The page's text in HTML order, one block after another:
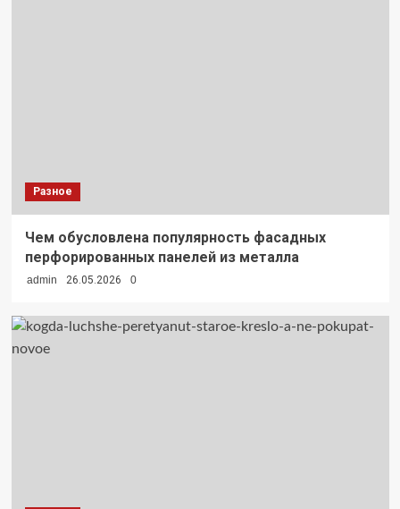
Разное
Чем обусловлена популярность фасадных
перфорированных панелей из металла
admin 26.05.2026 0